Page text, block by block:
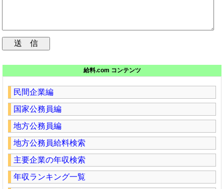
給料.com コンテンツ
民間企業編
国家公務員編
地方公務員編
地方公務員給料検索
主要企業の年収検索
年収ランキング一覧